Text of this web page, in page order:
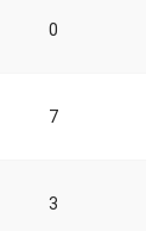
0
7
3